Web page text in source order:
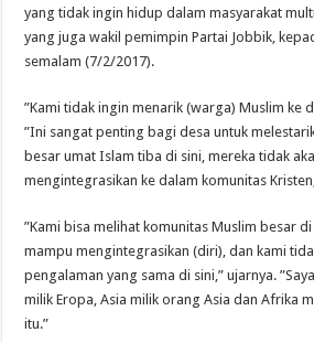
yang tidak ingin hidup dalam masyarakat
yang juga wakil pemimpin Partai Jobbik,
semalam (7/2/2017).
”Kami tidak ingin menarik (warga) Muslim ke
”Ini sangat penting bagi desa untuk
besar umat Islam tiba di sini, mereka tidak
mengintegrasikan ke dalam komunitas
”Kami bisa melihat komunitas Muslim besar
mampu mengintegrasikan (diri), dan kami
pengalaman yang sama di sini,” ujarnya.
milik Eropa, Asia milik orang Asia dan Afrika
itu.”